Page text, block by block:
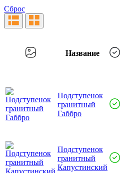
Сброс
Название
Подступенок
гранитный
Габбро
Подступенок
гранитный
Капустинский